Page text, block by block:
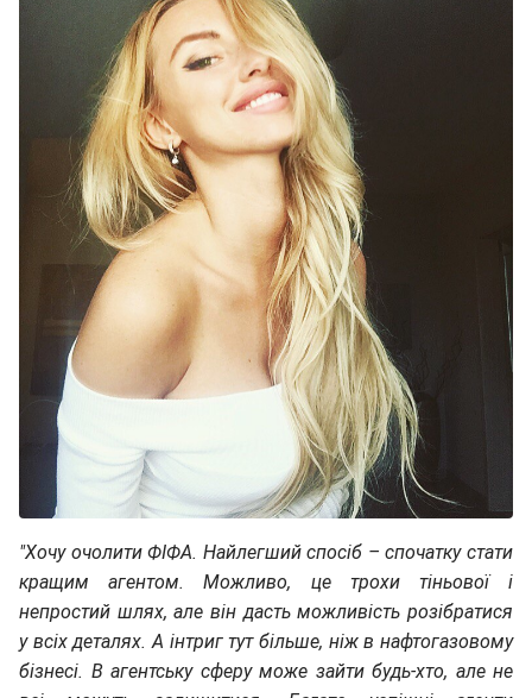
"Хочу очолити ФІФА. Найлегший спосіб – спочатку стати
кращим агентом. Можливо, це трохи тіньової і
непростий шлях, але він дасть можливість розібратися
у всіх деталях. А інтриг тут більше, ніж в нафтогазовому
бізнесі. В агентську сферу може зайти будь-хто, але не